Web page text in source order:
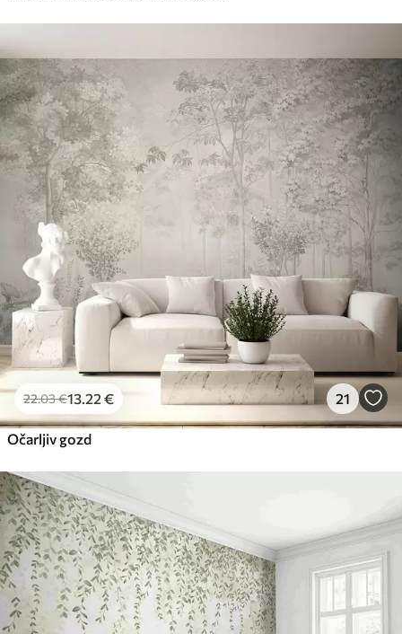
22.03€13 .22 € 21
Očarljiv gozd